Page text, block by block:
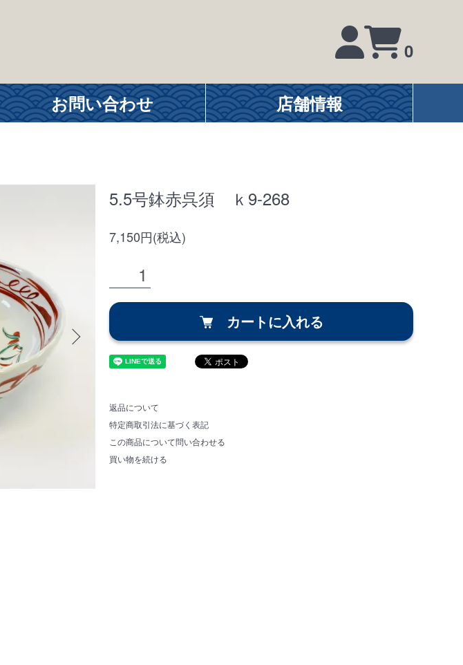
0
お問い合わせ 店舗情報
5.5号鉢赤呉須 ｋ9-268
7,150円(税込)
カートに入れる
返品について
特定商取引法に基づく表記
この商品について問い合わせる
買い物を続ける